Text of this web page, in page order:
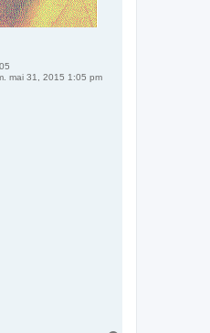
mai 31, 2015 1:05 pm